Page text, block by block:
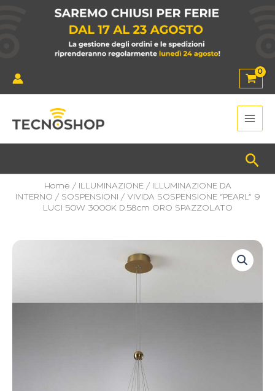
Main
Home / ILLUMINAZIONE/ ILLUMINAZIONE DA
INTERNO / SOSPENSIONI / VIVIDA SOSPENSIONE “PEARL” 9
LUCI 50W 3000K D.58cm ORO SPAZZOLATO